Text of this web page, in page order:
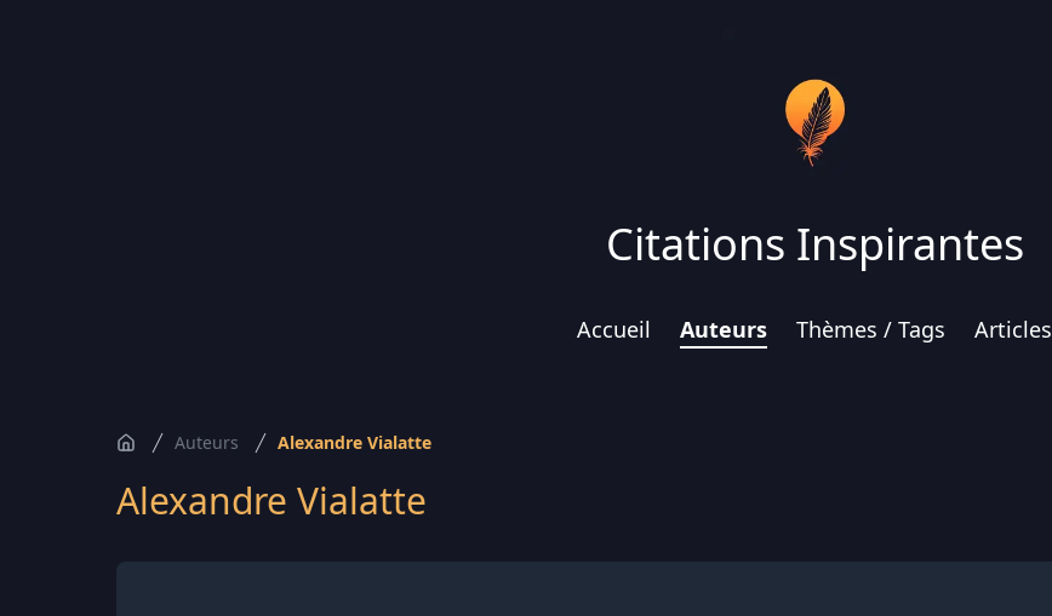
Citations Inspirantes
Accueil Auteurs Thèmes / Tags Articles
Auteurs Alexandre Vialatte
Alexandre Vialatte